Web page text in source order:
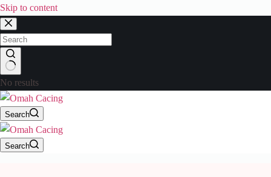
Skip to content
No results
Search
Search